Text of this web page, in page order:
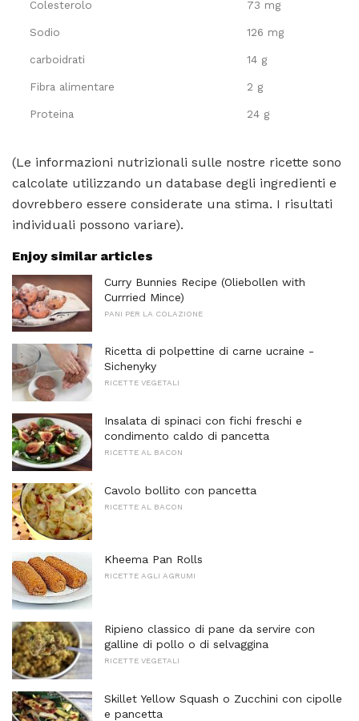
Colesterolo 73 mg
Sodio 126 mg
carboidrati 14 g
Fibra alimentare 2 g
Proteina 24 g
(Le informazioni nutrizionali sulle nostre ricette sono
calcolate utilizzando un database degli ingredienti e
dovrebbero essere considerate una stima. I risultati
individuali possono variare).
Enjoy similar articles
Curry Bunnies Recipe (Oliebollen with
Currried Mince)
PANI PER LA COLAZIONE
Ricetta di polpettine di carne ucraine -
Sichenyky
RICETTE VEGETALI
Insalata di spinaci con fichi freschi e
condimento caldo di pancetta
RICETTE AL BACON
Cavolo bollito con pancetta
RICETTE AL BACON
Kheema Pan Rolls
RICETTE AGLI AGRUMI
Ripieno classico di pane da servire con
galline di pollo o di selvaggina
RICETTE VEGETALI
Skillet Yellow Squash o Zucchini con cipolle
e pancetta